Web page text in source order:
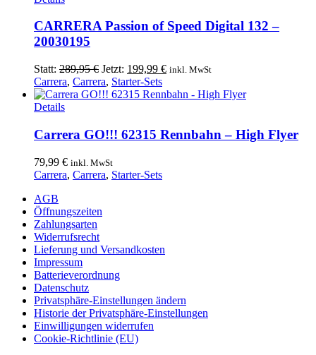
CARRERA Passion of Speed Digital 132 –
20030195
Statt: 289,95€ Ursprünglicher
Preis
war:
Jetzt: 199,99 €Aktueller
ist:
inkl. MwSt
Carrera, Carrera, Starter-Sets
Details
Carrera GO!!! 62315 Rennbahn – High Flyer
79,99 € inkl. MwSt
Carrera, Carrera, Starter-Sets
AGB
Öffnungszeiten
Zahlungsarten
Widerrufsrecht
Lieferung und Versandkosten
Impressum
Batterieverordnung
Datenschutz
Privatsphäre-Einstellungen ändern
Historie der Privatsphäre-Einstellungen
Einwilligungen widerrufen
Cookie-Richtlinie (EU)